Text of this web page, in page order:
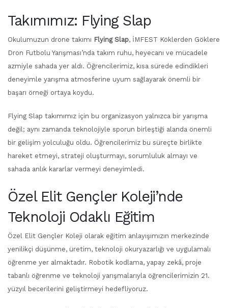
Takımımız: Flying Slap
Okulumuzun drone takımı Flying Slap, İMFEST Köklerden Göklere
Dron Futbolu Yarışması’nda takım ruhu, heyecanı ve mücadele
azmiyle sahada yer aldı. Öğrencilerimiz, kısa sürede edindikleri
deneyimle yarışma atmosferine uyum sağlayarak önemli bir
başarı örneği ortaya koydu.
Flying Slap takımımız için bu organizasyon yalnızca bir yarışma
değil; aynı zamanda teknolojiyle sporun birleştiği alanda önemli
bir gelişim yolculuğu oldu. Öğrencilerimiz bu süreçte birlikte
hareket etmeyi, strateji oluşturmayı, sorumluluk almayı ve
sahada anlık kararlar vermeyi deneyimledi.
Özel Elit Gençler Koleji’nde
Teknoloji Odaklı Eğitim
Özel Elit Gençler Koleji olarak eğitim anlayışımızın merkezinde
yenilikçi düşünme, üretim, teknoloji okuryazarlığı ve uygulamalı
öğrenme yer almaktadır. Robotik kodlama, yapay zekâ, proje
tabanlı öğrenme ve teknoloji yarışmalarıyla öğrencilerimizin 21.
yüzyıl becerilerini geliştirmeyi hedefliyoruz.